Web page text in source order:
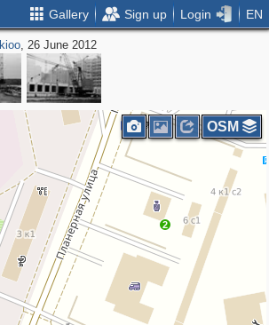
Gallery Sign up Login EN
kioo, 26 June 2012
2
OSM